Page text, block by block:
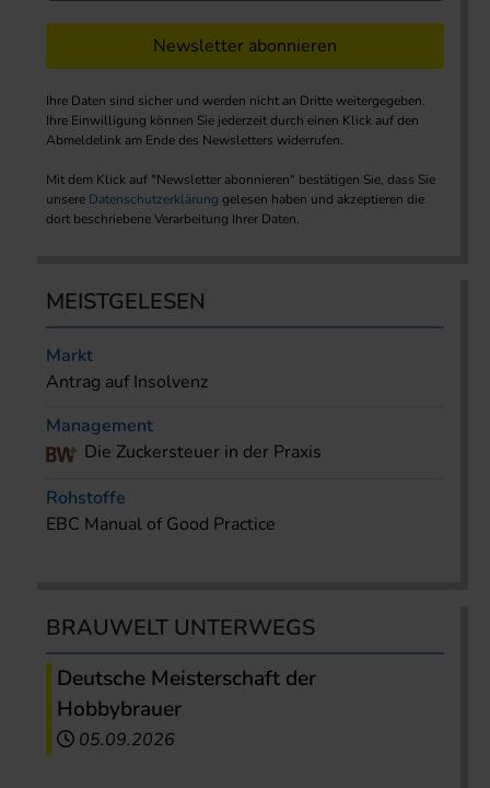
Newsletter abonnieren
Ihre Daten sind sicher und werden nicht an Dritte weitergegeben.
Ihre Einwilligung können Sie jederzeit durch einen Klick auf den
Abmeldelink am Ende des Newsletters widerrufen.
Mit dem Klick auf "Newsletter abonnieren" bestätigen Sie, dass Sie
unsere Datenschutzerklärung gelesen haben und akzeptieren die
dort beschriebene Verarbeitung Ihrer Daten.
MEISTGELESEN
Markt
Antrag auf Insolvenz
Management
Die Zuckersteuer in der Praxis
Rohstoffe
EBC Manual of Good Practice
BRAUWELT UNTERWEGS
Deutsche Meisterschaft der
Hobbybrauer
05.09.2026